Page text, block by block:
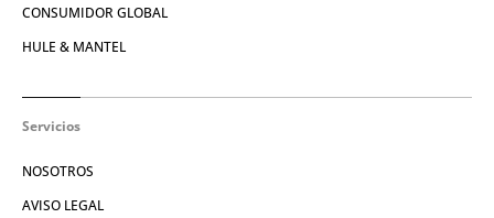
CONSUMIDOR GLOBAL
HULE & MANTEL
Servicios
NOSOTROS
AVISO LEGAL